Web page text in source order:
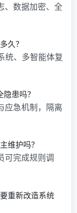
、数据加密、全
久？
统、多智能体复
患吗？
应急机制，隔离
维护吗？
可完成规则调
重新改造系统